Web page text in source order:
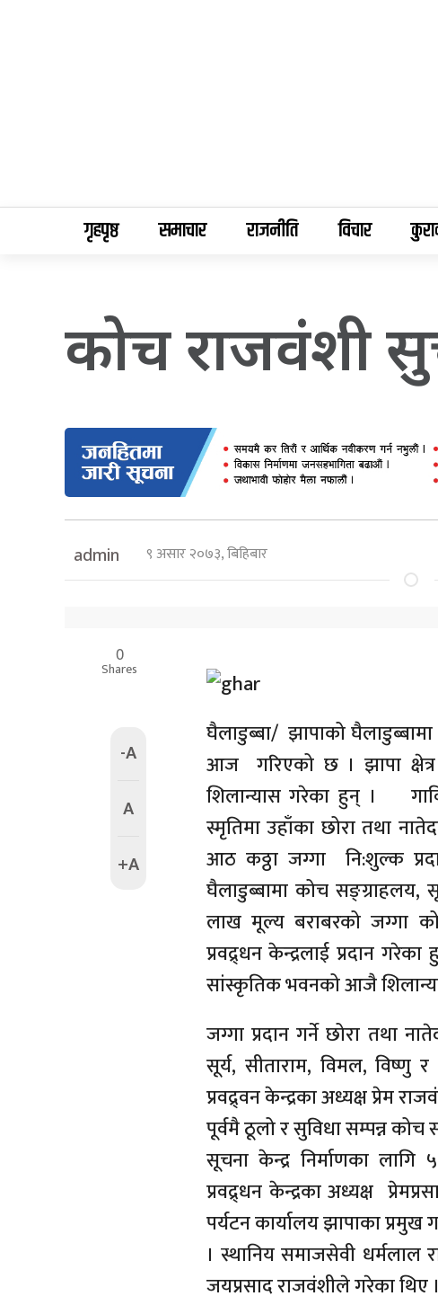
गृहपृष्ठ समाचार राजनीति विचार
कोच राजवंशी
admin ९ असार २०७३, बिहिबार
0
Shares
-A
A
+A
घैलाडुब्बा/ झापाको
आज गरिएको छ । झापा
शिलान्यास गरेका हुन् ।
स्मृतिमा उहाँका छोरा तथा
आठ कठ्ठा जग्गा नि:शुल्क
घैलाडुब्बामा कोच सङ्ग्राहलय,
लाख मूल्य बराबरको जग्गा
प्रवद्र्धन केन्द्रलाई प्रदान
सांस्कृतिक भवनको आजै
जग्गा प्रदान गर्ने छोरा तथा
सूर्य, सीताराम, विमल, विष्णु
प्रवद्र्वन केन्द्रका अध्यक्ष प्रेम
पूर्वमै ठूलो र सुविधा सम्पन्न कोच
सूचना केन्द्र निर्माणका
प्रवद्र्धन केन्द्रका अध्यक्ष
पर्यटन कार्यालय झापाका प्रमुख
। स्थानिय समाजसेवी धर्मलाल
जयप्रसाद राजवंशीले गरेका थिए ।